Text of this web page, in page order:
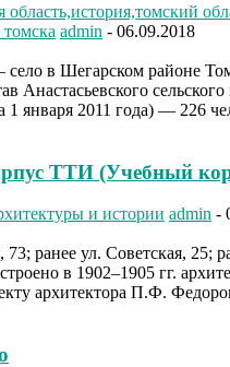
область,история,томский
admin - 06.09.2018
село в Шегарском районе
Анастасьевского
1 января 2011 года) — 226
ТТИ (Учебный
и истории admin -
73; ранее ул. Советская, 25;
в 1902–1905 гг.
архитектора П.Ф.